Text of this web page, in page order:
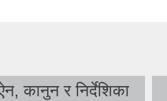
कानुन र निर्देशिका